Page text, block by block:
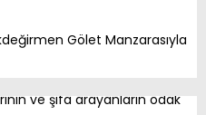
Gölet Manzarasıyla